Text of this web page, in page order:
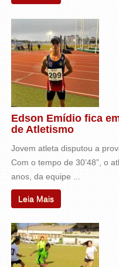
Edson Emídio fica
de Atletismo
Jovem atleta disputou a
Com o tempo de 30’48”, o
anos, da equipe ...
Leia Mais